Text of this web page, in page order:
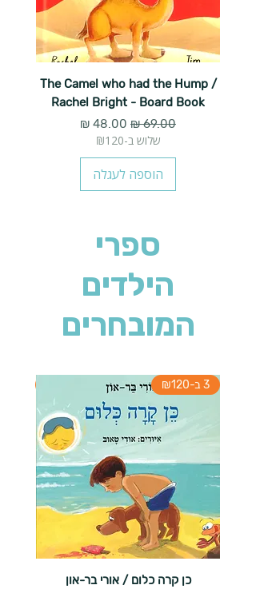
The Camel who had the Hump /
Rachel Bright - Board Book
מחיר רגיל מחיר מבצע
שלוש ב-₪120
הוספה לעגלה
ספרי
הילדים
המובחרים
3 ב-₪120
כן קרה כלום / אורי בר-און